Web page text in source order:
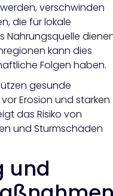
verschwinden
die für lokale
Nahrungsquelle
kann dies
Folgen haben.
gesunde
Erosion und starken
das Risiko von
und Sturmschäden
und